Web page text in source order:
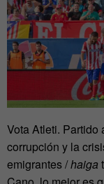
Vota Atleti. Partido
corrupción y la
emigrantes /haiga